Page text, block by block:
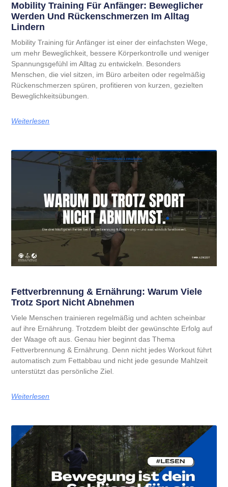
Mobility Training Für Anfänger: Beweglicher
Werden Und Rückenschmerzen Im Alltag
Lindern
Mobility Training für Anfänger ist einer der einfachsten Wege,
um mehr Beweglichkeit, bessere Körperkontrolle und weniger
Spannungsgefühl im Alltag zu entwickeln. Besonders
Menschen, die viel sitzen, im Büro arbeiten oder regelmäßig
Rückenschmerzen spüren, profitieren von kurzen, gezielten
Beweglichkeitsübungen.
Weiterlesen
Fettverbrennung & Ernährung: Warum Viele
Trotz Sport Nicht Abnehmen
Viele Menschen trainieren regelmäßig und achten scheinbar
auf ihre Ernährung. Trotzdem bleibt der gewünschte Erfolg auf
der Waage oft aus. Genau hier beginnt das Thema
Fettverbrennung & Ernährung. Denn nicht jedes Workout führt
automatisch zum Fettabbau und nicht jede gesunde Mahlzeit
unterstützt das persönliche Ziel.
Weiterlesen